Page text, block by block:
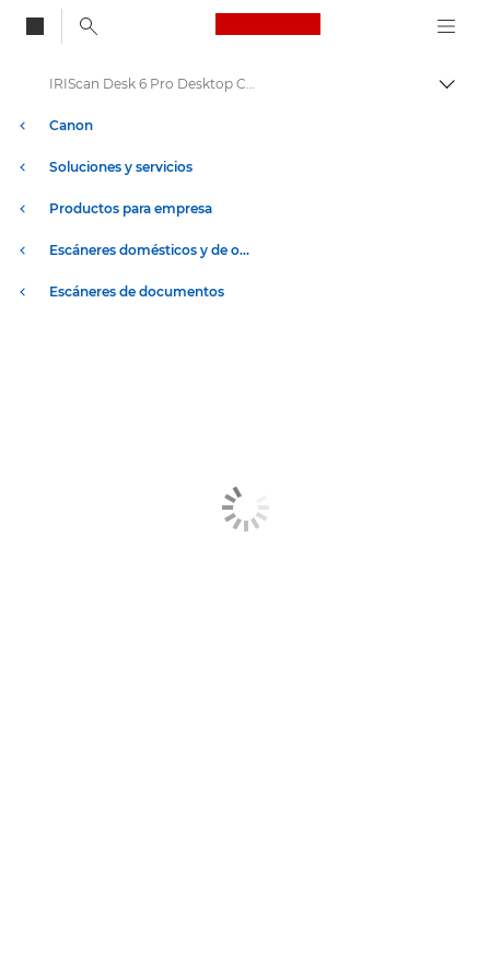
Canon Logo, back
Canon
Soluciones y servicios
Productos para empresa
Escáneres domésticos y de oficina
Escáneres de documentos
IRIScan Desk 6 Pro Desktop Camera Scanner